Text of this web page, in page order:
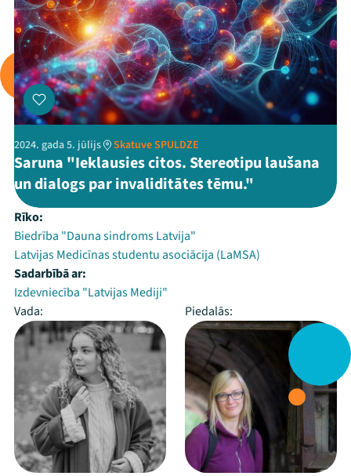
2024. gada 5. jūlijs Skatuve SPULDZE
Saruna "Ieklausies citos. Stereotipu laušana
un dialogs par invaliditātes tēmu."
Rīko:
Biedrība "Dauna sindroms Latvija"
Latvijas Medicīnas studentu asociācija (LaMSA)
Sadarbībā ar:
Izdevniecība "Latvijas Mediji"
Vada:
Piedalās: